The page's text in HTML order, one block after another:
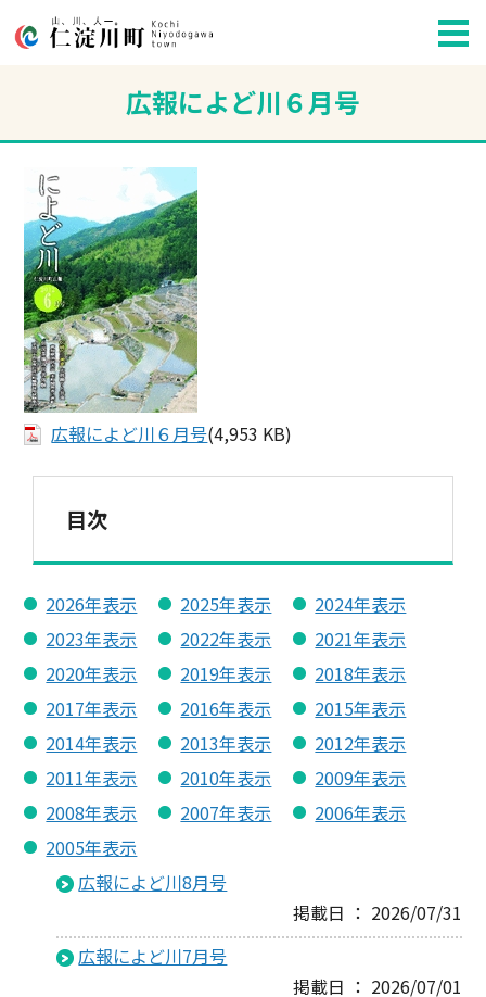
広報によど川６月号
広報によど川６月号(4,953 KB)
目次
2026年表示 2025年表示
2024年表示
2023年表示
2022年表示
2021年表示
2020年表示
2019年表示
2018年表示
2017年表示
2016年表示
2015年表示
2014年表示
2013年表示
2012年表示
2011年表示
2010年表示
2009年表示
2008年表示
2007年表示
2006年表示
2005年表示
広報によど川8月号
掲載日 ： 2026/07/31
広報によど川7月号
掲載日 ： 2026/07/01